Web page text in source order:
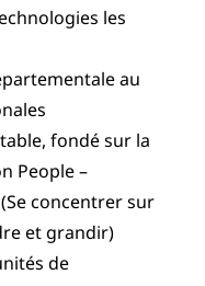
les
au
fondé sur la
People –
concentrer sur
et grandir)
de